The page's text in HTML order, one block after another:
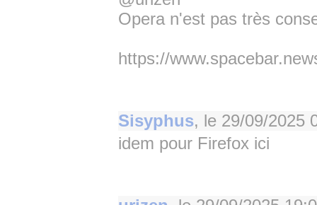
Opera n'est pas très
https://
Sisyphus, le 29/09/2025
idem pour Firefox ici